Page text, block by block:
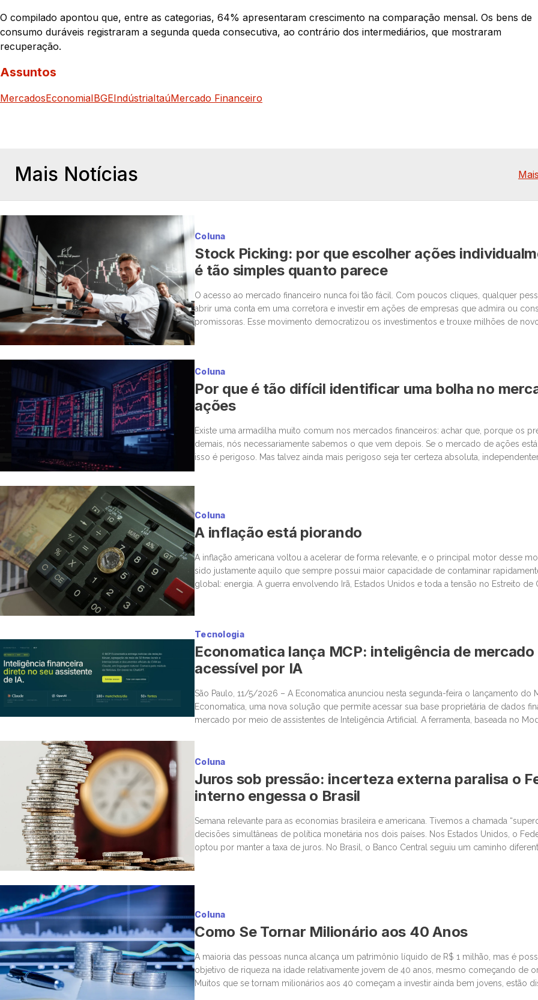
O compilado apontou que, entre as categorias, 64% apresentaram crescimento na comparação mensal. Os bens de
consumo duráveis registraram a segunda queda consecutiva, ao contrário dos intermediários, que mostraram
recuperação.
Assuntos
MercadosEconomiaIBGEIndústriaItaúMercado Financeiro
Mais Notícias
Coluna
Stock Picking: por que escolher ações
é tão simples quanto parece
O acesso ao mercado financeiro nunca foi tão fácil. Com poucos cliques, qualquer
abrir uma conta em uma corretora e investir em ações de empresas que admira ou
promissoras. Esse movimento democratizou os investimentos e trouxe milhões de
Coluna
Por que é tão difícil identificar uma bolha no
ações
Existe uma armadilha muito comum nos mercados financeiros: achar que, porque os
demais, nós necessariamente sabemos o que vem depois. Se o mercado de ações
isso é perigoso. Mas talvez ainda mais perigoso seja ter certeza absoluta,
Coluna
A inflação está piorando
A inflação americana voltou a acelerar de forma relevante, e o principal motor desse
sido justamente aquilo que sempre possui maior capacidade de contaminar
global: energia. A guerra envolvendo Irã, Estados Unidos e toda a tensão no Estreito de
Tecnologia
Economatica lança MCP: inteligência de
acessível por IA
São Paulo, 11/5/2026 – A Economatica anunciou nesta segunda-feira o lançamento do
Economatica, uma nova solução que permite acessar sua base proprietária de dados
mercado por meio de assistentes de Inteligência Artificial. A ferramenta, baseada no
Coluna
Juros sob pressão: incerteza externa paralisa o
interno engessa o Brasil
Semana relevante para as economias brasileira e americana. Tivemos a chamada
decisões simultâneas de política monetária nos dois países. Nos Estados Unidos, o
optou por manter a taxa de juros. No Brasil, o Banco Central seguiu um caminho
Coluna
Como Se Tornar Milionário aos 40 Anos
A maioria das pessoas nunca alcança um patrimônio líquido de R$ 1 milhão, mas é
objetivo de riqueza na idade relativamente jovem de 40 anos, mesmo começando de
Muitos que se tornam milionários aos 40 começam a investir ainda bem jovens, estão